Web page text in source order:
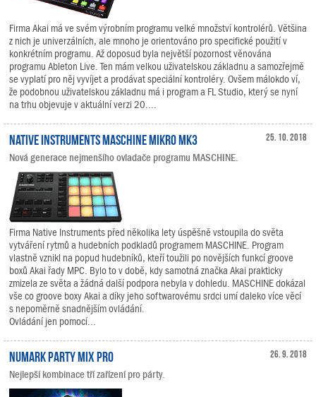
Firma Akai má ve svém výrobním programu velké množství kontrolérů. Většina
z nich je univerzálních, ale mnoho je orientováno pro specifické použití v
konkrétním programu. Až doposud byla největší pozornost věnována
programu Ableton Live. Ten mám velkou uživatelskou základnu a samozřejmě
se vyplatí pro něj vyvíjet a prodávat speciální kontroléry. Ovšem málokdo ví,
že podobnou uživatelskou základnu má i program a FL Studio, který se nyní
na trhu objevuje v aktuální verzi 20....
25. 10. 2018
Native Instruments MASCHINE MIKRO MK3
Nová generace nejmenšího ovladače programu MASCHINE.
Firma Native Instruments před několika lety úspěšně vstoupila do světa
vytváření rytmů a hudebních podkladů programem MASCHINE. Program
vlastně vznikl na popud hudebníků, kteří toužili po novějších funkcí groove
boxů Akai řady MPC. Bylo to v době, kdy samotná značka Akai prakticky
zmizela ze světa a žádná další podpora nebyla v dohledu. MASCHINE dokázal
vše co groove boxy Akai a díky jeho softwarovému srdci umí daleko více věcí
s nepoměrně snadnějším ovládání.
Ovládání jen pomocí...
26. 9. 2018
Numark Party Mix Pro
Nejlepší kombinace tří zařízení pro párty.